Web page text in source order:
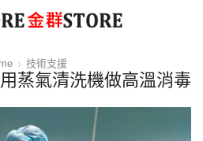
技術支援
蒸氣清洗機做高溫消毒